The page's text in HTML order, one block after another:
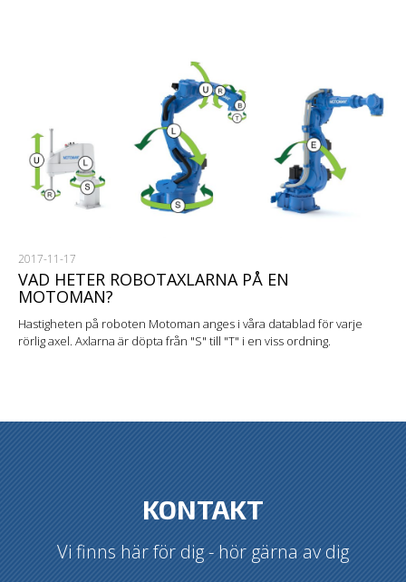
2017-11-17
VAD HETER ROBOTAXLARNA PÅ EN
MOTOMAN?
Hastigheten på roboten Motoman anges i våra datablad för varje
rörlig axel. Axlarna är döpta från "S" till "T" i en viss ordning.
KONTAKT
Vi finns här för dig - hör gärna av dig